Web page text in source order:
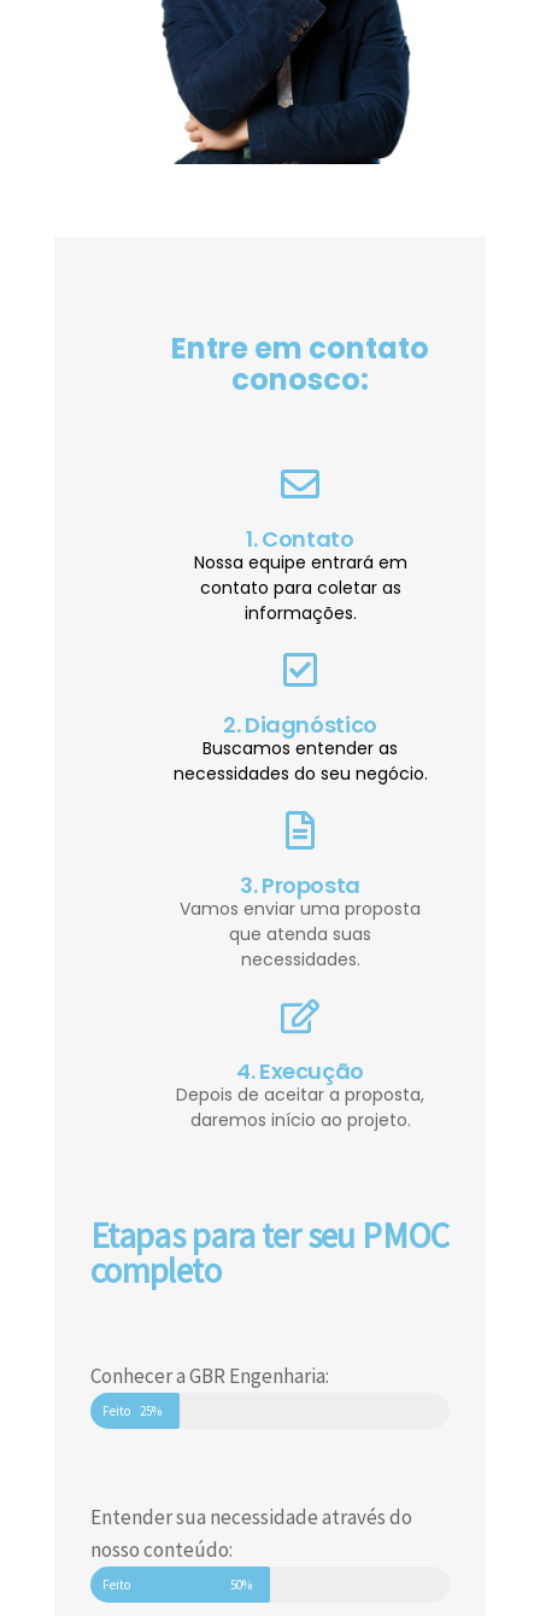
Entre em contato
conosco:
1. Contato
Nossa equipe entrará em
contato para coletar as
informações.
2. Diagnóstico
Buscamos entender as
necessidades do seu negócio.
3. Proposta
Vamos enviar uma proposta
que atenda suas
necessidades.
4. Execução
Depois de aceitar a proposta,
daremos início ao projeto.
Etapas para ter seu PMOC
completo
Conhecer a GBR Engenharia:
Feito 25%
Entender sua necessidade através do
nosso conteúdo:
Feito 50%